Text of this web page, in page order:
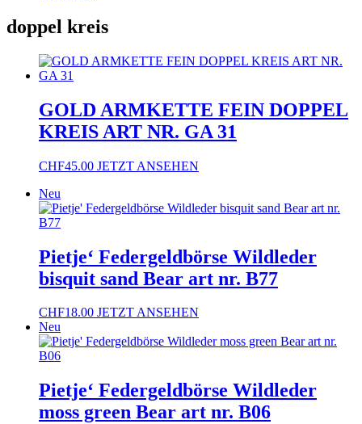
doppel kreis
GOLD ARMKETTE FEIN DOPPEL
KREIS ART NR. GA 31
CHF45.00 JETZT ANSEHEN
Neu
Pietje‘ Federgeldbörse Wildleder
bisquit sand Bear art nr. B77
CHF18.00 JETZT ANSEHEN
Neu
Pietje‘ Federgeldbörse Wildleder
moss green Bear art nr. B06